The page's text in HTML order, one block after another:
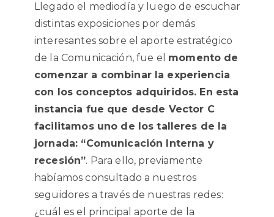
Llegado el mediodía y luego de escuchar
distintas exposiciones por demás
interesantes sobre el aporte estratégico
de la Comunicación, fue el momento de
comenzar a combinar la experiencia
con los conceptos adquiridos. En esta
instancia fue que desde Vector C
facilitamos uno de los talleres de la
jornada: “Comunicación Interna y
recesión”. Para ello, previamente
habíamos consultado a nuestros
seguidores a través de nuestras redes:
¿cuál es el principal aporte de la